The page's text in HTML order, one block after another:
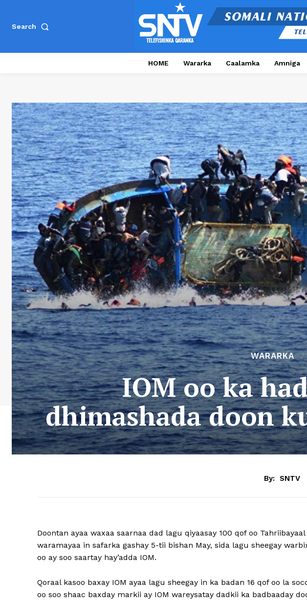
Search
HOME Wararka Caalamka Amniga
WARARKA
IOM oo ka
dhimashada doon
By: SNTV
Doontan ayaa waxaa saarnaa dad lagu qiyaasay 100 qof oo
waramayaa in safarka gashay 5-tii bishan May, sida lagu sheegay
oo ay soo saartay hay’adda IOM.
Qoraal kasoo baxay IOM ayaa lagu sheegay in ka badan 16 qof oo la
oo soo shaac baxday markii ay IOM wareysatay dadkii ka badbaaday